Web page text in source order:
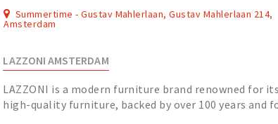
Summertime - Gustav Mahlerlaan, Gustav Mahlerlaan 214,
Amsterdam
LAZZONI AMSTERDAM
LAZZONI is a modern furniture brand renowned for its
high-quality furniture, backed by over 100 years and